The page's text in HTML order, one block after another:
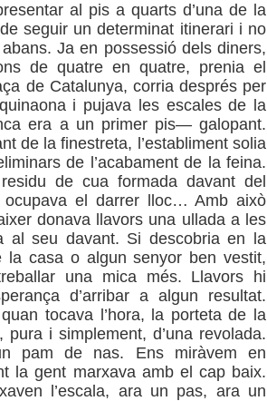
al pis a quarts d’una de la
seguir un determinat itinerari i no
Ja en possessió dels diners,
de quatre en quatre, prenia el
de Catalunya, corria després per
i pujava les escales de la
era a un primer pis— galopant.
de la finestreta, l’establiment solia
de l’acabament de la feina.
de cua formada davant del
ocupava el darrer lloc… Amb això
donava llavors una ullada a les
al seu davant. Si descobria en la
la casa o algun senyor ben vestit,
una mica més. Llavors hi
d’arribar a algun resultat.
tocava l’hora, la porteta de la
pura i simplement, d’una revolada.
pam de nas. Ens miràvem en
la gent marxava amb el cap baix.
l’escala, ara un pas, ara un